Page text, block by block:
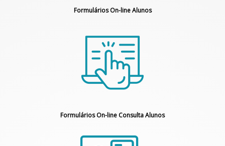
Formulários On-line Alunos
Formulários On-line Consulta Alunos